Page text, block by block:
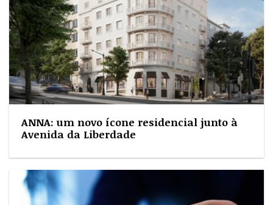
ANNA: um novo ícone residencial junto à
Avenida da Liberdade